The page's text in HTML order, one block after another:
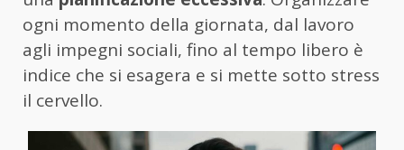
ogni momento della giornata, dal lavoro
agli impegni sociali, fino al tempo libero è
indice che si esagera e si mette sotto stress
il cervello.